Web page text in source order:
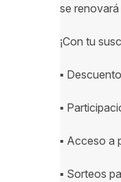
se
¡Con tu
▪
▪
▪ Acceso a
▪ Sorteos